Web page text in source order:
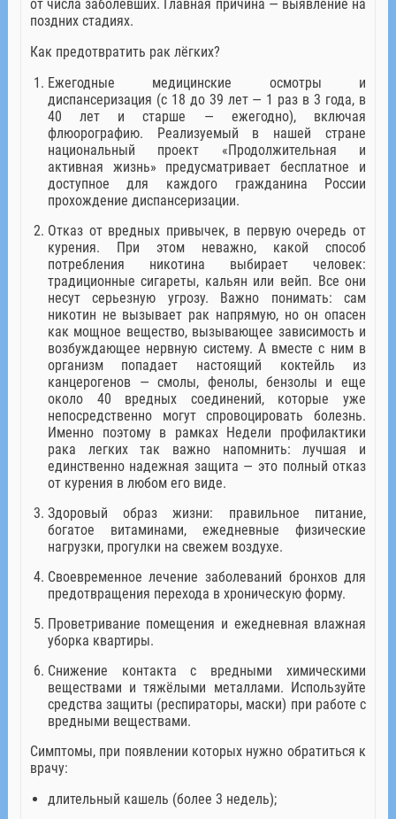
от числа заболевших. Главная причина — выявление на
поздних стадиях.
Как предотвратить рак лёгких?
Ежегодные медицинские осмотры и
диспансеризация (с 18 до 39 лет — 1 раз в 3 года, в
40 лет и старше — ежегодно), включая
флюорографию. Реализуемый в нашей стране
национальный проект «Продолжительная и
активная жизнь» предусматривает бесплатное и
доступное для каждого гражданина России
прохождение диспансеризации.
Отказ от вредных привычек, в первую очередь от
курения. При этом неважно, какой способ
потребления никотина выбирает человек:
традиционные сигареты, кальян или вейп. Все они
несут серьезную угрозу. Важно понимать: сам
никотин не вызывает рак напрямую, но он опасен
как мощное вещество, вызывающее зависимость и
возбуждающее нервную систему. А вместе с ним в
организм попадает настоящий коктейль из
канцерогенов — смолы, фенолы, бензолы и еще
около 40 вредных соединений, которые уже
непосредственно могут спровоцировать болезнь.
Именно поэтому в рамках Недели профилактики
рака легких так важно напомнить: лучшая и
единственно надежная защита — это полный отказ
от курения в любом его виде.
Здоровый образ жизни: правильное питание,
богатое витаминами, ежедневные физические
нагрузки, прогулки на свежем воздухе.
Своевременное лечение заболеваний бронхов для
предотвращения перехода в хроническую форму.
Проветривание помещения и ежедневная влажная
уборка квартиры.
Снижение контакта с вредными химическими
веществами и тяжёлыми металлами. Используйте
средства защиты (респираторы, маски) при работе с
вредными веществами.
Симптомы, при появлении которых нужно обратиться к
врачу:
длительный кашель (более 3 недель);